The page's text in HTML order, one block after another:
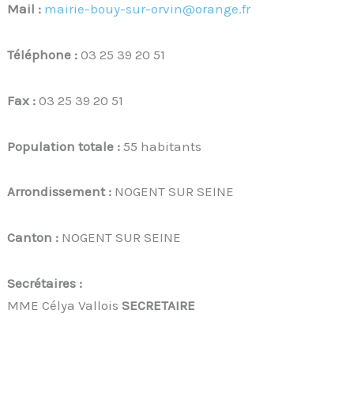
Mail : mairie-bouy-sur-orvin@orange.fr
Téléphone :03 25 39 20 51
Fax :03 25 39 20 51
Population totale : 55 habitants
Arrondissement : NOGENT SUR SEINE
Canton : NOGENT SUR SEINE
Secrétaires :
MME Célya ValloisSECRETAIRE